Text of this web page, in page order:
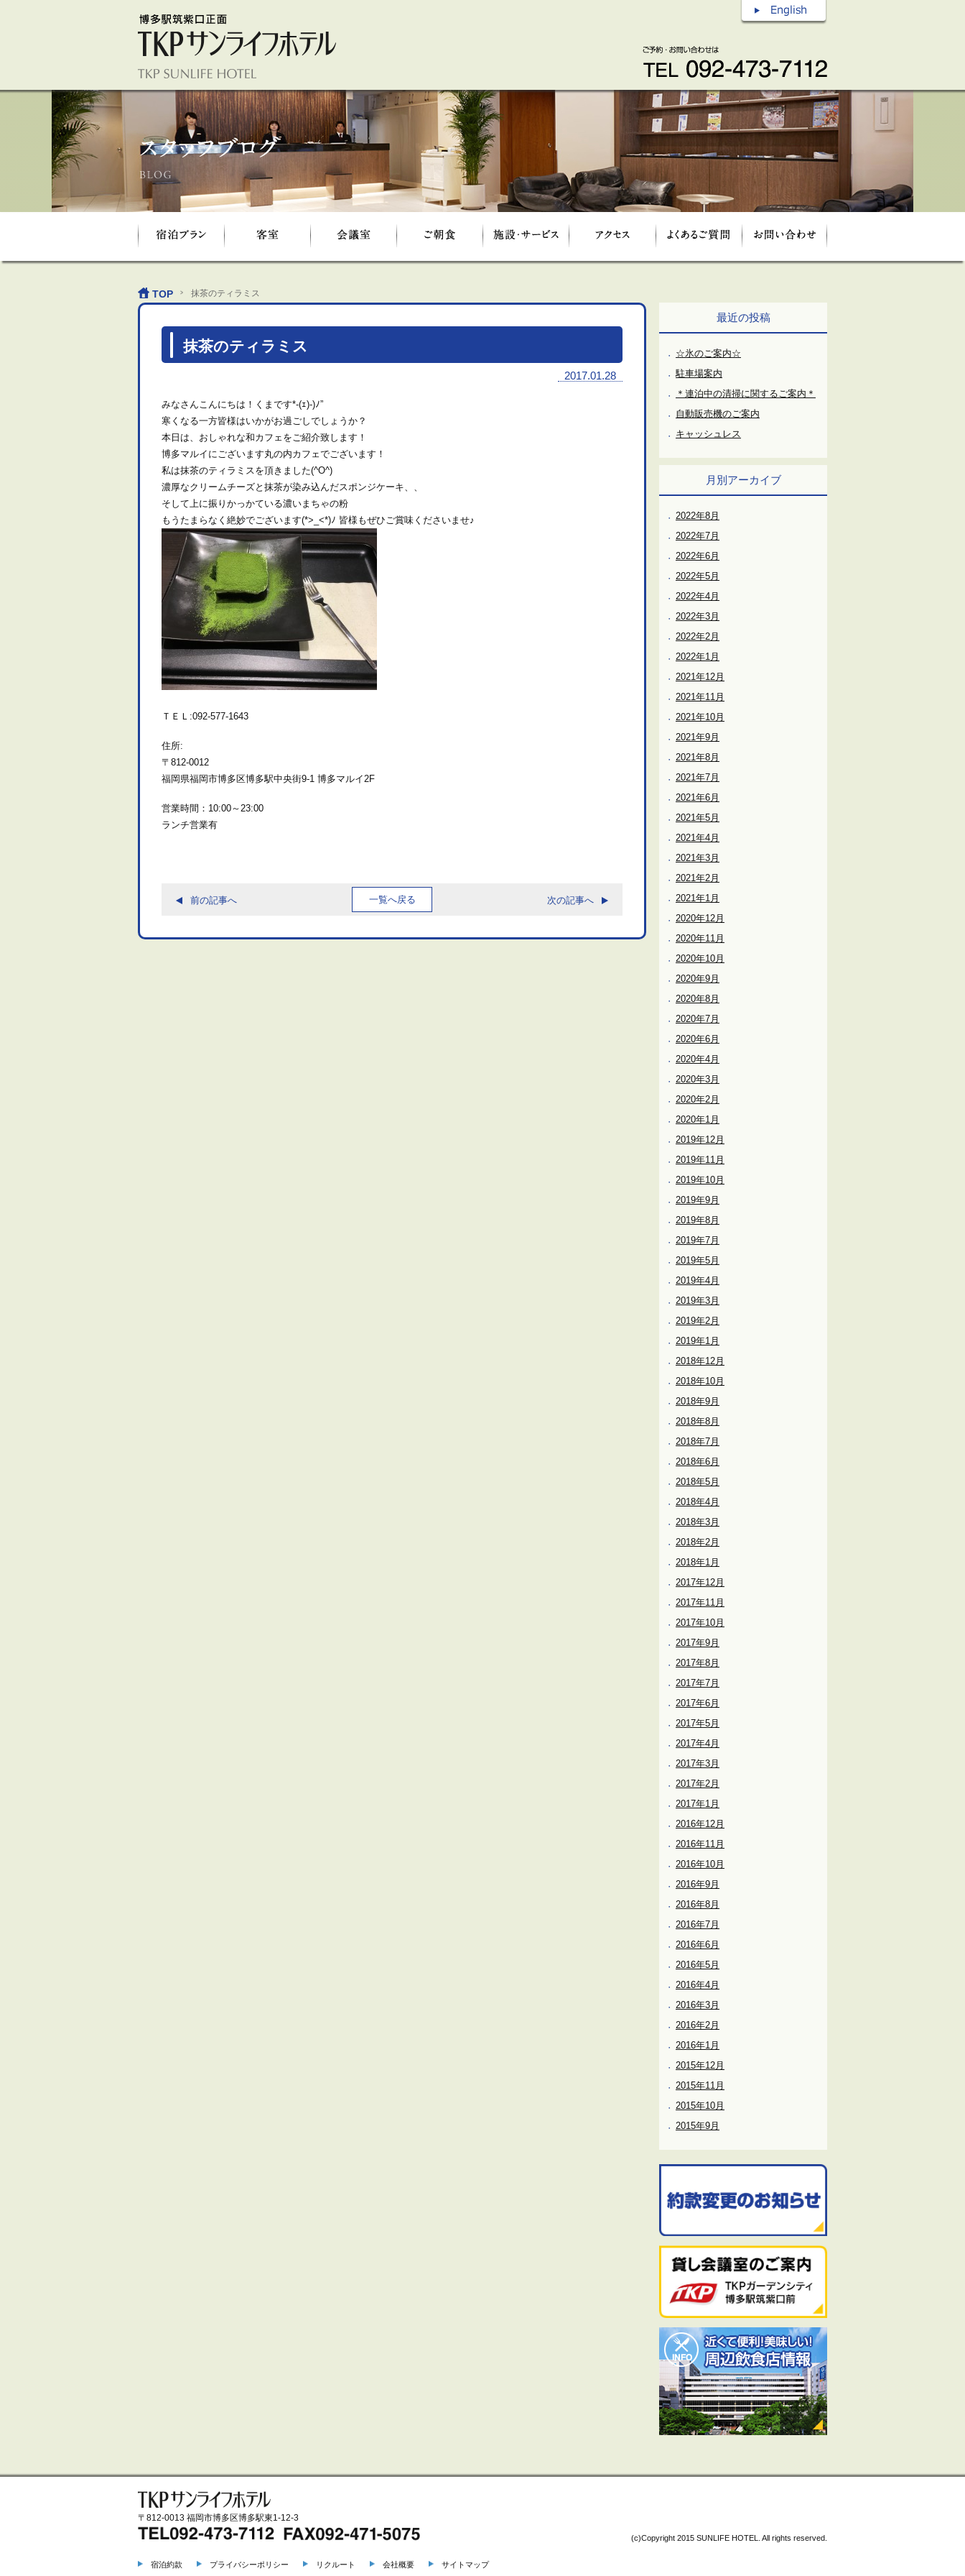
TOP 抹茶のティラミス
抹茶のティラミス
2017.01.28
みなさんこんにちは！くまです*-(ｪ)-)ﾉ”
寒くなる一方皆様はいかがお過ごしでしょうか？
本日は、おしゃれな和カフェをご紹介致します！
博多マルイにございます丸の内カフェでございます！
私は抹茶のティラミスを頂きました(^O^)
濃厚なクリームチーズと抹茶が染み込んだスポンジケーキ、、
そして上に振りかっかている濃いまちゃの粉
もうたまらなく絶妙でございます(*>_<*)ﾉ 皆様もぜひご賞味くださいませ♪
ＴＥＬ:092-577-1643
住所:
〒812-0012
福岡県福岡市博多区博多駅中央街9-1 博多マルイ2F
営業時間：10:00～23:00
ランチ営業有
前の記事へ 一覧へ戻る 次の記事へ
最近の投稿
☆氷のご案内☆
駐車場案内
＊連泊中の清掃に関するご案内＊
自動販売機のご案内
キャッシュレス
月別アーカイブ
2022年8月
2022年7月
2022年6月
2022年5月
2022年4月
2022年3月
2022年2月
2022年1月
2021年12月
2021年11月
2021年10月
2021年9月
2021年8月
2021年7月
2021年6月
2021年5月
2021年4月
2021年3月
2021年2月
2021年1月
2020年12月
2020年11月
2020年10月
2020年9月
2020年8月
2020年7月
2020年6月
2020年4月
2020年3月
2020年2月
2020年1月
2019年12月
2019年11月
2019年10月
2019年9月
2019年8月
2019年7月
2019年5月
2019年4月
2019年3月
2019年2月
2019年1月
2018年12月
2018年10月
2018年9月
2018年8月
2018年7月
2018年6月
2018年5月
2018年4月
2018年3月
2018年2月
2018年1月
2017年12月
2017年11月
2017年10月
2017年9月
2017年8月
2017年7月
2017年6月
2017年5月
2017年4月
2017年3月
2017年2月
2017年1月
2016年12月
2016年11月
2016年10月
2016年9月
2016年8月
2016年7月
2016年6月
2016年5月
2016年4月
2016年3月
2016年2月
2016年1月
2015年12月
2015年11月
2015年10月
2015年9月
〒812-0013 福岡市博多区博多駅東1-12-3
宿泊約款 プライバシーポリシー リクルート 会社概要 サイトマップ
(c)Copyright 2015 SUNLIFE HOTEL. All rights reserved.